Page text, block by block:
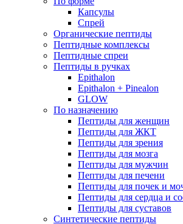
Капсулы
Спрей
Органические пептиды
Пептидные комплексы
Пептидные спреи
Пептиды в ручках
Epithalon
Epithalon + Pinealon
GLOW
По назначению
Пептиды для женщин
Пептиды для ЖКТ
Пептиды для зрения
Пептиды для мозга
Пептиды для мужчин
Пептиды для печени
Пептиды для почек и
Пептиды для сердца и
Пептиды для суставов
Синтетические пептиды